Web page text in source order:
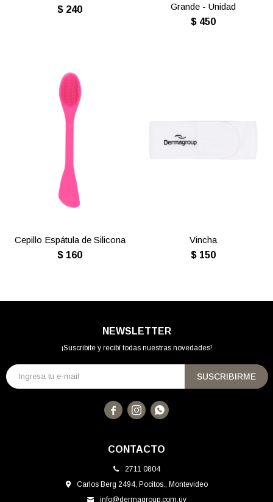
$ 240
Grande - Unidad
$ 450
Cepillo Espátula de Silicona
$ 160
Vincha
$ 150
CONTACTO
2711 0804
Carlos Berg 2494, Pocitos., Montevideo
info@dermagroup.com.uy
NEWSLETTER
¡Suscribite y recibí todas nuestras novedades!
SUSCRIBIRME
  